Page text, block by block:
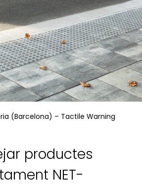
(Barcelona) – Tactile Warning
productes
NET-